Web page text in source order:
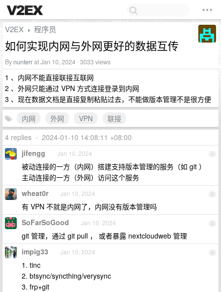
V2EX › 程序员
如何实现内网与外网更好的数据互传
By nunterrat Jan 10, 2024 · 3033 views
1 、内网不能直接联接互联网
2 、外网只能通过 VPN 方式连接登录到内网
3 、现在数据文档是直接复制粘贴过去，不能做版本管理不是很方便
内网
外网 VPN
联接
4 replies • 2024-01-10 14:08:11 +08:00
1
jifengg Jan 10, 2024
被动连接的一方（内网）搭建支持版本管理的服务（如 git ）
主动连接的一方（外网）访问这个服务
2
wheat0r Jan 10, 2024
有 VPN 不就是内网了，内网没有版本管理吗
3
SoFarSoGood Jan 10, 2024
git 管理，通过 git pull ， 或者暴露 nextcloudweb 管理
4
impig33 Jan 10, 2024
1. tinc
2. btsync/syncthing/verysync
3. frp+git